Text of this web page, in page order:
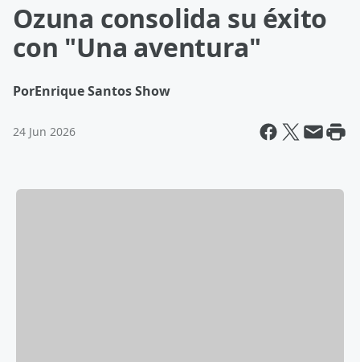
Ozuna consolida su éxito
con "Una aventura"
PorEnrique Santos Show
24 Jun 2026